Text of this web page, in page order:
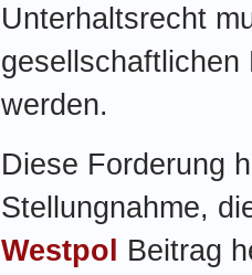
Unterhaltsrecht
werden.
Diese Forderung
Stellungnahme,
Westpol
Beitrag